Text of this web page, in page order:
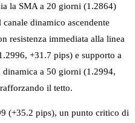
la SMA a 20 giorni (1.2864)
dinamico ascendente
resistenza immediata alla linea
+31.7 pips) e supporto a
dinamica a 50 giorni (1.2994,
il tetto.
(+35.2 pips), un punto critico di